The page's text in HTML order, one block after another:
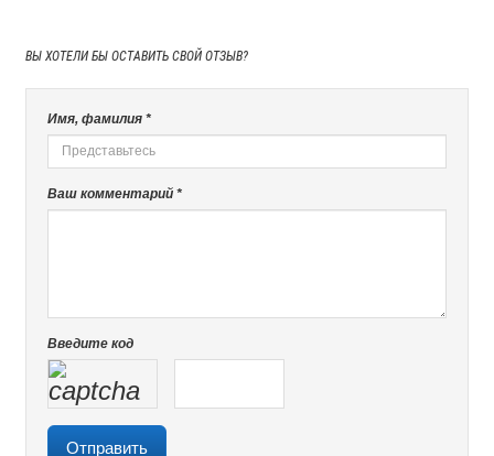
ВЫ ХОТЕЛИ БЫ ОСТАВИТЬ СВОЙ ОТЗЫВ?
Имя, фамилия *
Ваш комментарий *
Введите код